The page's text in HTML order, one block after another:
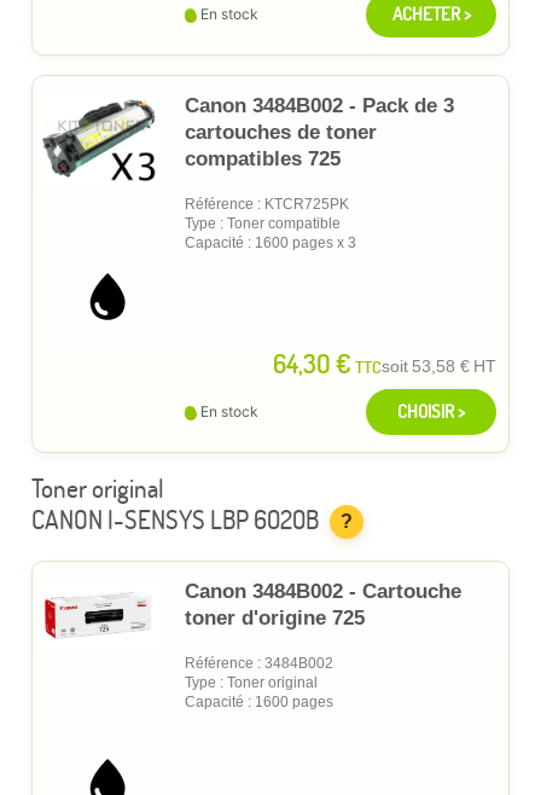
En stock ACHETER >
Canon 3484B002 - Pack de 3
cartouches de toner
compatibles 725
Référence : KTCR725PK
Type : Toner compatible
Capacité : 1600 pages x 3
64,30 € TTCsoit 53,58 € HT
En stock CHOISIR >
Toner original
CANON I-SENSYS LBP 6020B
?
Canon 3484B002 - Cartouche
toner d'origine 725
Référence : 3484B002
Type : Toner original
Capacité : 1600 pages